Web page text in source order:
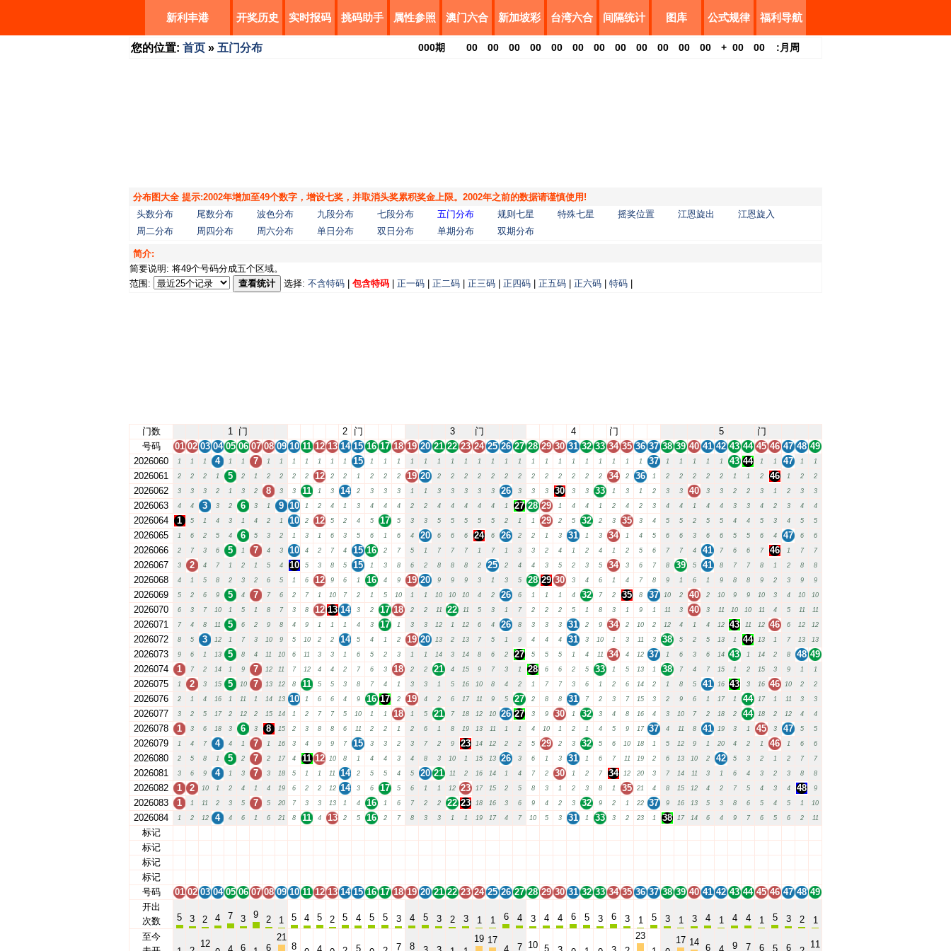
新利丰港 开奖历史 实时报码 挑码助手 属性参照 澳门六合 新加坡彩 台湾六合 间隔统计 图库 公式规律 福利导航
您的位置: 首页 » 五门分布 000期 00 00 00 00 00 00 00 00 00 00 00 00 + 00 00 : 月 周
分布图大全 提示:2002年增加至49个数字，增设七奖，并取消头奖累积奖金上限。2002年之前的数据请谨慎使用!
头数分布
尾数分布 波色分布 九段分布 七段分布 五门分布 规则七星 特殊七星 摇奖位置 江恩旋出
江恩旋入
周二分布
周四分布 周六分布 单日分布 双日分布 单期分布 双期分布
简介:
简要说明: 将49个号码分成五个区域。
范围:
查看统计 选择: 不含特码 包含特码 正一码 正二码 正三码 正四码 正五码 正六码 特码
门数 1 门 2 门 3 门 4 门 5
门
号码
01 02 03 04 05 06 07 08 09 10 11 12 13 14 15 16 17 18 19 20 21 22 23 24 25 26 27 28 29 30 31 32 33 34 35 36 37 38 39 40 41 42 43 44 45 46 47 48 49
2026060
1 1 1 4 1 1 7 1 1 1 1 1 1 1 15 1 1 1 1 1 1 1 1 1 1 1 1 1 1 1 1 1 1 1 1 1 37 1 1 1 1 1 43 44 1 1 47 1 1
2026061 2 2 2 1 5 2 1 2 2 2 2 12 2 2 1 2 2 2 19 20 2 2 2 2 2 2 2 2 2 2 2 2 2 34 2 36 1 2 2 2 2 2 1 1 2 46 1 2 2
2026062 3 3 3 2 1 3 2 8 3 3 11 1 3 14 2 3 3 3 1 1 3 3 3 3 3 26 3 3 3 30 3 3 33 1 3 1 2 3 3 40 3 3 2 2 3 1 2 3 3
2026063 4 4 3 3 2 6 3 1 9 10 1 2 4 1 3 4 4 4 2 2 4 4 4 4 4 1 27 28 29 1 4 4 1 2 4 2 3 4 4 1 4 4 3 3 4 2 3 4 4
2026064 1 5 1 4 3 1 4 2 1 10 2 12 5 2 4 5 17 5 3 3 5 5 5 5 5 2 1 1 29 2 5 32 2 3 35 3 4 5 5 2 5 5 4 4 5 3 4 5 5
2026065 1 6 2 5 4 6 5 3 2 1 3 1 6 3 5 6 1 6 4 20 6 6 6 24 6 26 2 2 1 3 31 1 3 34 1 4 5 6 6 3 6 6 5 5 6 4 47 6 6
2026066 2 7 3 6 5 1 7 4 3 10 4 2 7 4 15 16 2 7 5 1 7 7 7 1 7 1 3 3 2 4 1 2 4 1 2 5 6 7 7 4 41 7 6 6 7 46 1 7 7
2026067 3 2 4 7 1 2 1 5 4 10 5 3 8 5 15 1 3 8 6 2 8 8 8 2 25 2 4 4 3 5 2 3 5 34 3 6 7 8 39 5 41 8 7 7 8 1 2 8 8
2026068 4 1 5 8 2 3 2 6 5 1 6 12 9 6 1 16 4 9 19 20 9 9 9 3 1 3 5 28 29 30 3 4 6 1 4 7 8 9 1 6 1 9 8 8 9 2 3 9 9
2026069 5 2 6 9 5 4 7 7 6 2 7 1 10 7 2 1 5 10 1 1 10 10 10 4 2 26 6 1 1 1 4 32 7 2 35 8 37 10 2 40 2 10 9 9 10 3 4 10 10
2026070 6 3 7 10 1 5 1 8 7 3 8 12 13 14 3 2 17 18 2 2 11 22 11 5 3 1 7 2 2 2 5 1 8 3 1 9 1 11 3 40 3 11 10 10 11 4 5 11 11
2026071 7 4 8 11 5 6 2 9 8 4 9 1 1 1 4 3 17 1 3 3 12 1 12 6 4 26 8 3 3 3 31 2 9 34 2 10 2 12 4 1 4 12 43 11 12 46 6 12 12
2026072 8 5 3 12 1 7 3 10 9 5 10 2 2 14 5 4 1 2 19 20 13 2 13 7 5 1 9 4 4 4 31 3 10 1 3 11 3 38 5 2 5 13 1 44 13 1 7 13 13
2026073 9 6 1 13 5 8 4 11 10 6 11 3 3 1 6 5 2 3 1 1 14 3 14 8 6 2 27 5 5 5 1 4 11 34 4 12 37 1 6 3 6 14 43 1 14 2 8 48 49
2026074
1 7 2 14 1 9 7 12 11 7 12 4 4 2 7 6 3 18 2 2 21 4 15 9 7 3 1 28 6 6 2 5 33 1 5 13 1 38 7 4 7 15 1 2 15 3 9 1 1
2026075 1 2 3 15 5 10 7 13 12 8 11 5 5 3 8 7 4 1 3 3 1 5 16 10 8 4 2 1 7 7 3 6 1 2 6 14 2 1 8 5 41 16 43 3 16 46 10 2 2
2026076 2 1 4 16 1 11 1 14 13 10 1 6 6 4 9 16 17 2 19 4 2 6 17 11 9 5 27 2 8 8 31 7 2 3 7 15 3 2 9 6 1 17 1 44 17 1 11 3 3
2026077 3 2 5 17 2 12 2 15 14 1 2 7 7 5 10 1 1 18 1 5 21 7 18 12 10 26 27 3 9 30 1 32 3 4 8 16 4 3 10 7 2 18 2 44 18 2 12 4 4
2026078 1 3 6 18 3 6 3 8 15 2 3 8 8 6 11 2 2 1 2 6 1 8 19 13 11 1 1 4 10 1 2 1 4 5 9 17 37 4 11 8 41 19 3 1 45 3 47 5 5
2026079 1 4 7 4 4 1 7 1 16 3 4 9 9 7 15 3 3 2 3 7 2 9 23 14 12 2 2 5 29 2 3 32 5 6 10 18 1 5 12 9 1 20 4 2 1 46 1 6 6
2026080 2 5 8 1 5 2 7 2 17 4 11 12 10 8 1 4 4 3 4 8 3 10 1 15 13 26 3 6 1 3 31 1 6 7 11 19 2 6 13 10 2 42 5 3 2 1 2 7 7
2026081 3 6 9 4 1 3 7 3 18 5 1 1 11 14 2 5 5 4 5 20 21 11 2 16 14 1 4 7 2 30 1 2 7 34 12 20 3 7 14 11 3 1 6 4 3 2 3 8 8
2026082 1 2 10 1 2 4 1 4 19 6 2 2 12 14 3 6 17 5 6 1 1 12 23 17 15 2 5 8 3 1 2 3 8 1 35 21 4 8 15 12 4 2 7 5 4 3 4 48 9
2026083 1 1 11 2 3 5 7 5 20 7 3 3 13 1 4 16 1 6 7 2 2 22 23 18 16 3 6 9 4 2 3 32 9 2 1 22 37 9 16 13 5 3 8 6 5 4 5 1 10
2026084 1 2 12 4 4 6 1 6 21 8 11 4 13 2 5 16 2 7 8 3 3 1 1 19 17 4 7 10 5 3 31 1 33 3 2 23 1 38 17 14 6 4 9 7 6 5 6 2 11
标记
标记
标记
标记
号码
01 02 03 04 05 06 07 08 09 10 11 12 13 14 15 16 17 18 19 20 21 22 23 24 25 26 27 28 29 30 31 32 33 34 35 36 37 38 39 40 41 42 43 44 45 46 47 48 49
开出
次数
5 3 2 4 7 3 9 2 1 5 4 5 2 5 4 5 5 3 4 5 3 2 3 1 1 6 4 3 4 4 6 5 3 6 3 1 5 3 1 3 4 1 4 4 1 5 3 2
1
至今
12
6 6
21
8
5 7 8
19 17
7 10 5
23
17 14
6 9 7 6 5 6 11